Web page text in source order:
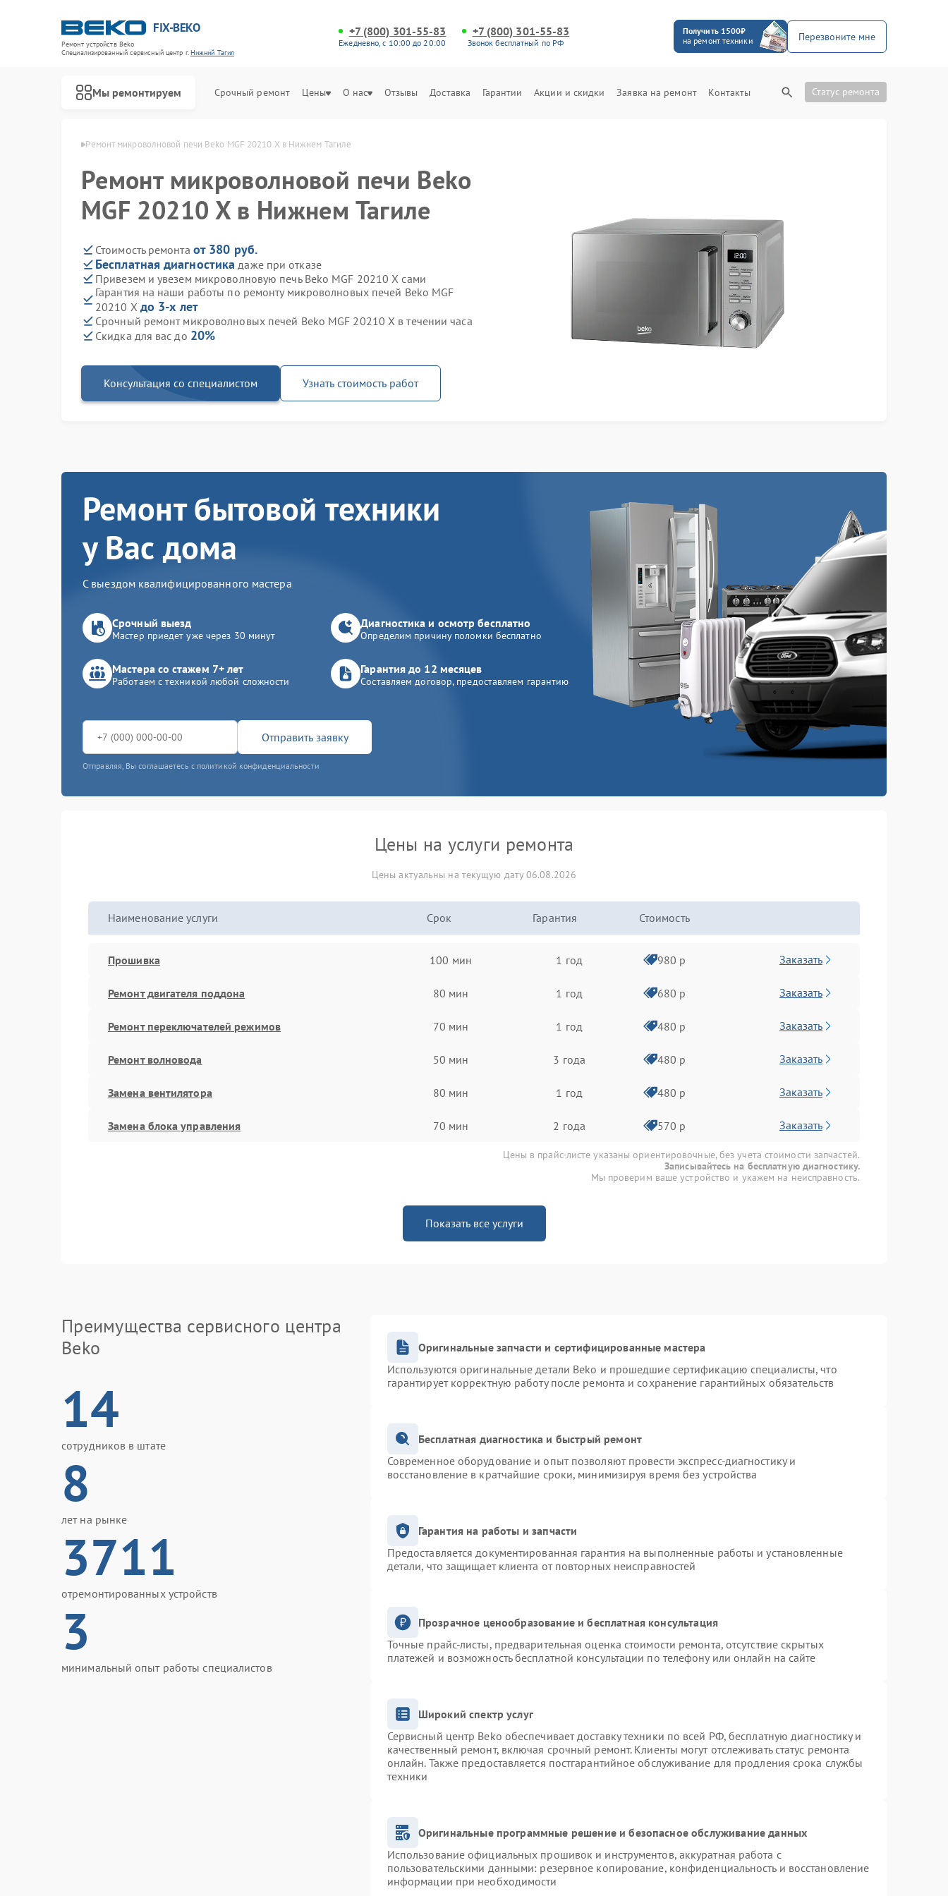
FIX-BEKO
Ремонт устройств Beko
Специализированный cервисный центр г.Нижний Тагил
+7 (800) 301-55-83
Ежедневно, с 10:00 до 20:00
+7 (800) 301-55-83
Звонок бесплатный по РФ
Получить 1500₽
на ремонт техники
Перезвоните мне
Мы ремонтируем Срочный ремонт Цены О нас Отзывы Доставка Гарантии Акции и скидки Заявка на ремонт Контакты Статус ремонта
в Нижнем Тагиле Ремонт микроволновой печи Beko MGF 20210 X в Нижнем Тагиле
Ремонт микроволновой печи Beko
MGF 20210 X в Нижнем Тагиле
Стоимость ремонта от 380 руб.
Бесплатная диагностика даже при отказе
Привезем и увезем микроволновую печь Beko MGF 20210 X сами
Гарантия на наши работы по ремонту микроволновых печей Beko MGF
20210 X до 3-х лет
Срочный ремонт микроволновых печей Beko MGF 20210 X в течении часа
Скидка для вас до 20%
Консультация со специалистом Узнать стоимость работ
Ремонт бытовой техники
у Вас дома
С выездом квалифицированного мастера
Срочный выезд
Мастер приедет уже через 30 минут
Диагностика и осмотр бесплатно
Определим причину поломки бесплатно
Мастера со стажем 7+ лет
Работаем с техникой любой сложности
Гарантия до 12 месяцев
Составляем договор, предоставляем гарантию
Отправить заявку
Отправляя, Вы соглашаетесь с политикой конфиденциальности
Цены на услуги ремонта
Цены актуальны на текущую дату 06.08.2026
Наименование услуги Срок Гарантия Стоимость
Прошивка 100 мин 1 год 980 р Заказать
Ремонт двигателя поддона 80 мин 1 год 680 р Заказать
Ремонт переключателей режимов 70 мин 1 год 480 р Заказать
Ремонт волновода 50 мин 3 года 480 р Заказать
Замена вентилятора 80 мин 1 год 480 р Заказать
Замена блока управления 70 мин 2 года 570 р Заказать
Цены в прайс-листе указаны ориентировочные, без учета стоимости запчастей.
Записывайтесь на бесплатную диагностику.
Мы проверим ваше устройство и укажем на неисправность.
Показать все услуги
Преимущества сервисного центра
Beko
14
сотрудников в штате
8
лет на рынке
3711
отремонтированных устройств
3
минимальный опыт работы специалистов
Оригинальные запчасти и сертифицированные мастера
Используются оригинальные детали Beko и прошедшие сертификацию специалисты, что
гарантирует корректную работу после ремонта и сохранение гарантийных обязательств
Бесплатная диагностика и быстрый ремонт
Современное оборудование и опыт позволяют провести экспресс-диагностику и
восстановление в кратчайшие сроки, минимизируя время без устройства
Гарантия на работы и запчасти
Предоставляется документированная гарантия на выполненные работы и установленные
детали, что защищает клиента от повторных неисправностей
Прозрачное ценообразование и бесплатная консультация
Точные прайс-листы, предварительная оценка стоимости ремонта, отсутствие скрытых
платежей и возможность бесплатной консультации по телефону или онлайн на сайте
Широкий спектр услуг
Сервисный центр Beko обеспечивает доставку техники по всей РФ, бесплатную диагностику и
качественный ремонт, включая срочный ремонт. Клиенты могут отслеживать статус ремонта
онлайн. Также предоставляется постгарантийное обслуживание для продления срока службы
техники
Оригинальные программные решение и безопасное обслуживание данных
Использование официальных прошивок и инструментов, аккуратная работа с
пользовательскими данными: резервное копирование, конфиденциальность и восстановление
информации при необходимости